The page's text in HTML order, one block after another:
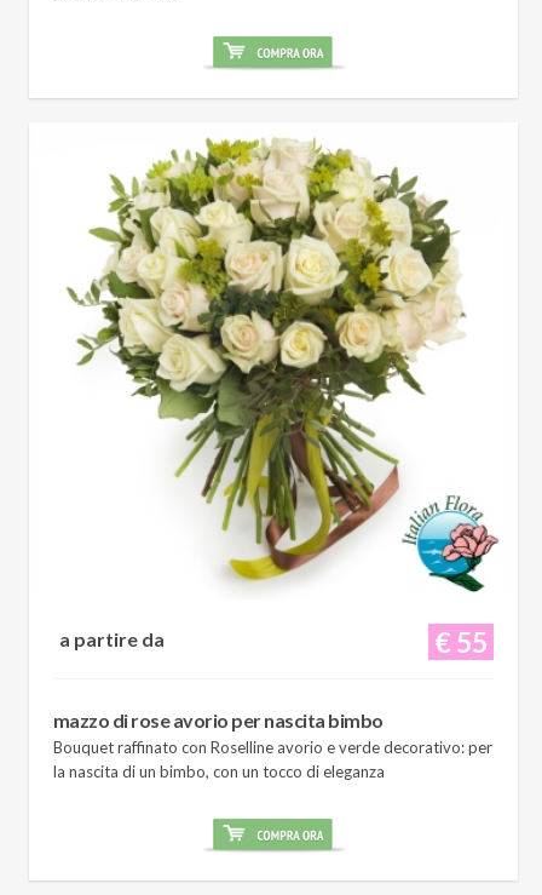
€ 55
a partire da
mazzo di rose avorio per nascita bimbo
Bouquet raffinato con Roselline avorio e verde decorativo: per
la nascita di un bimbo, con un tocco di eleganza